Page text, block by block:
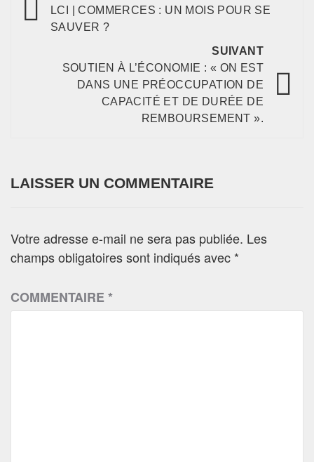
LCI | COMMERCES : UN MOIS POUR SE
SAUVER ?
SUIVANT
SOUTIEN À L’ÉCONOMIE : « ON EST
DANS UNE PRÉOCCUPATION DE
CAPACITÉ ET DE DURÉE DE
REMBOURSEMENT ».
LAISSER UN COMMENTAIRE
Votre adresse e-mail ne sera pas publiée. Les
champs obligatoires sont indiqués avec *
COMMENTAIRE*